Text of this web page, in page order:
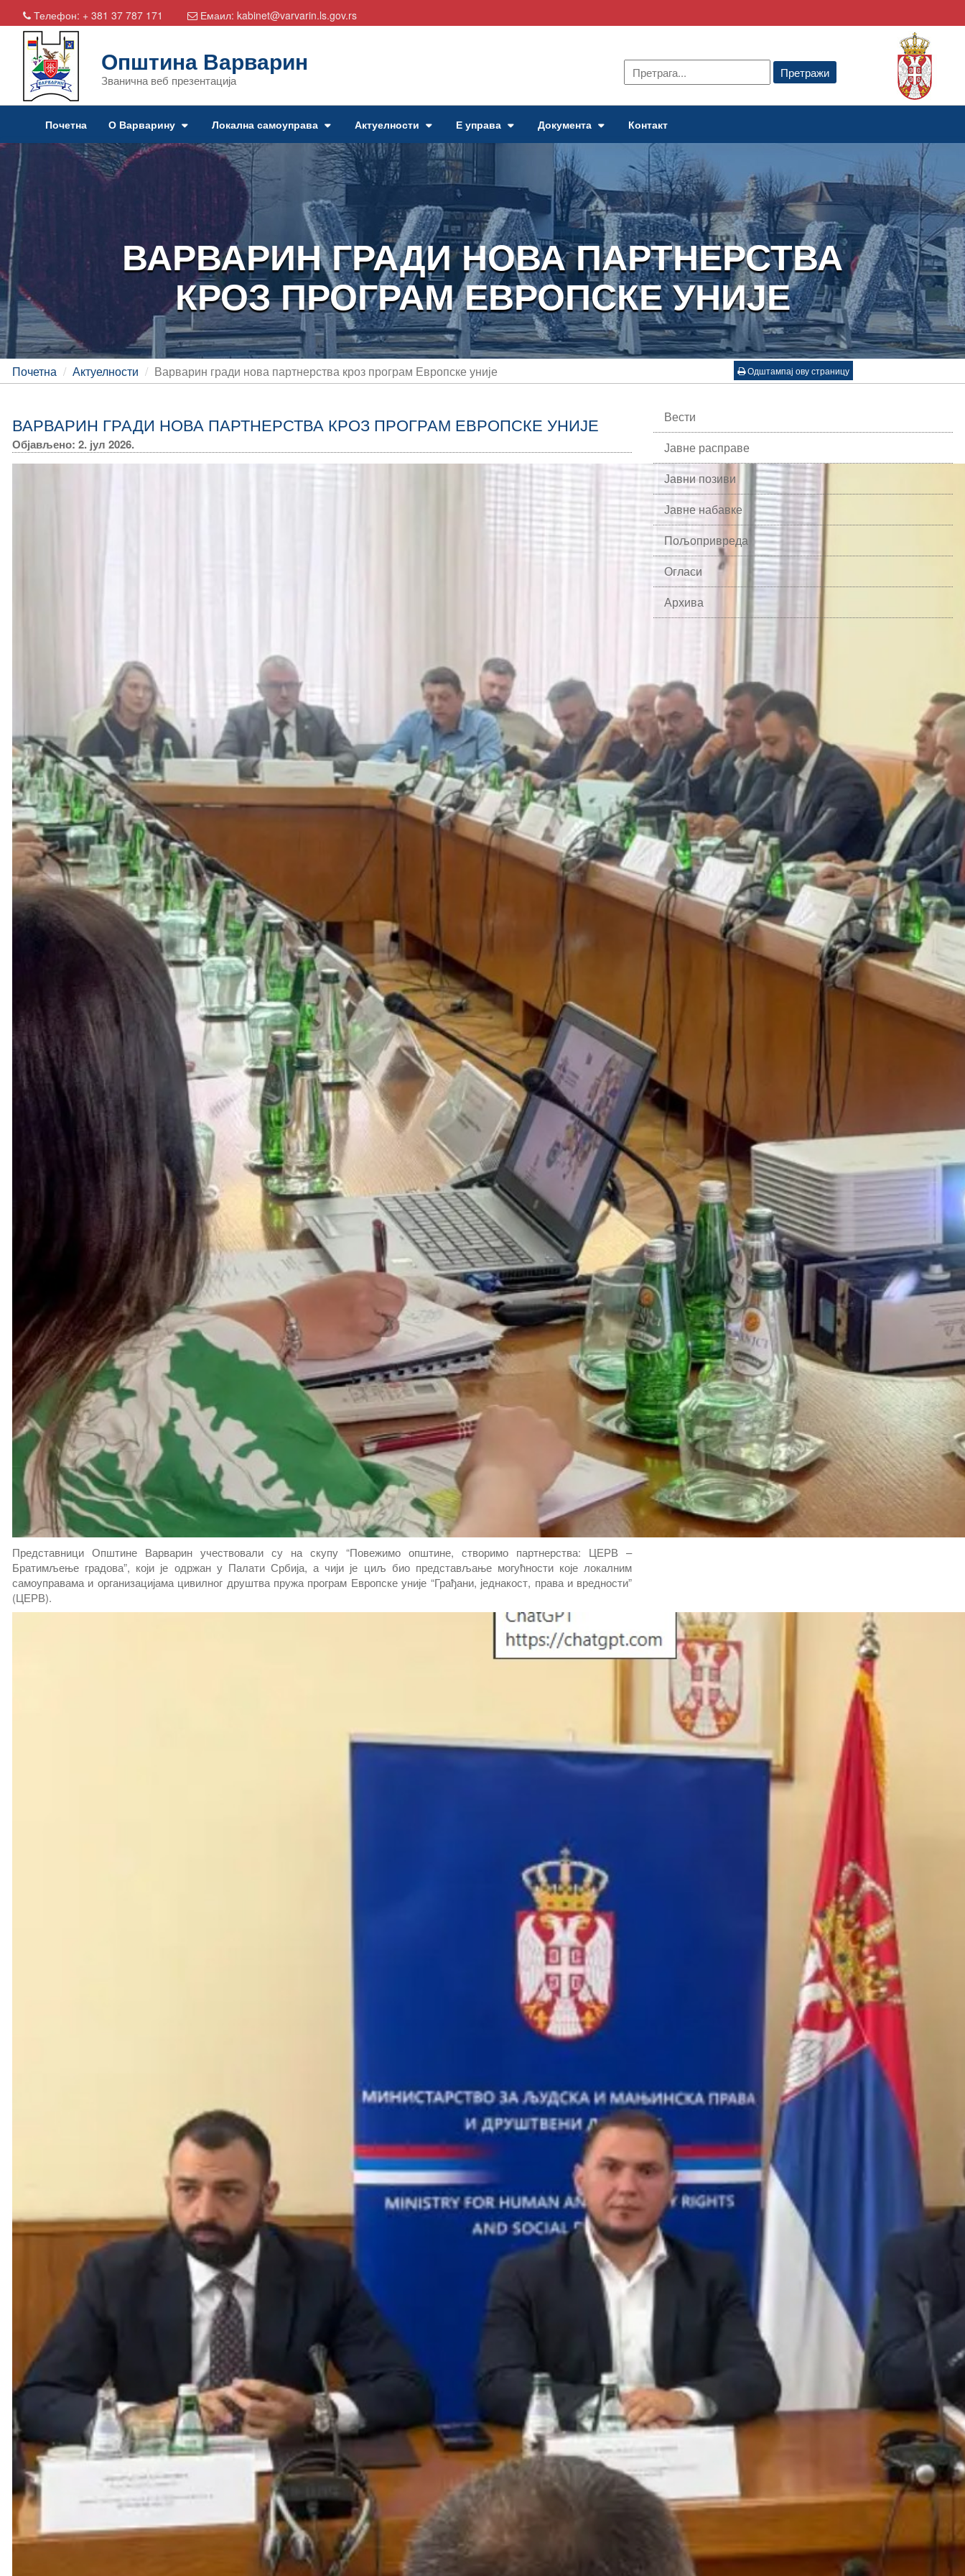
Телефон: + 381 37 787 171 Емаил: kabinet@varvarin.ls.gov.rs
Општина Варварин
Званична веб презентација
Почетна О Варварину Локална самоуправа Актуелности Е управа Документа Контакт
ВАРВАРИН ГРАДИ НОВА ПАРТНЕРСТВА
КРОЗ ПРОГРАМ ЕВРОПСКЕ УНИЈЕ
Почетна Актуелности Варварин гради нова партнерства кроз програм Европске уније Одштампај ову страницу
ВАРВАРИН ГРАДИ НОВА ПАРТНЕРСТВА КРОЗ ПРОГРАМ ЕВРОПСКЕ УНИЈЕ
Објављено: 2. јул 2026.
Представници Општине Варварин учествовали су на скупу “Повежимо општине, створимо партнерства: ЦЕРВ –
Братимљење градова”, који је одржан у Палати Србија, а чији је циљ био представљање могућности које локалним
самоуправама и организацијама цивилног друштва пружа програм Европске уније “Грађани, једнакост, права и вредности”
(ЦЕРВ).
Вести
Јавне расправе
Јавни позиви
Јавне набавке
Пољопривреда
Огласи
Архива